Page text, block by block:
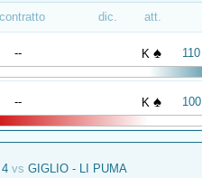
contratto dic. att.
-- K ♠ 110
-- K ♠ 100
4 vs GIGLIO - LI PUMA